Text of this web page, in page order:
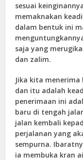
sesuai
memaknakan
dalam bentuk ini
saja yang
dan zalim.
Jika kita
dan itu adalah
penerimaan ini
baru di tengah
jalan kembali
perjalanan yang
sempurna.
ia membuka kran